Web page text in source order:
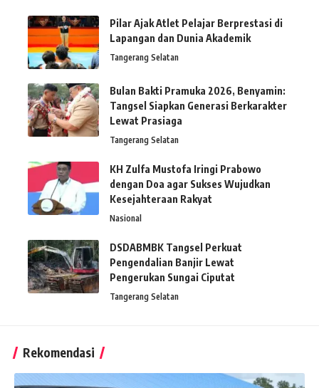
Pilar Ajak Atlet Pelajar Berprestasi di
Lapangan dan Dunia Akademik
Tangerang Selatan
Bulan Bakti Pramuka 2026, Benyamin:
Tangsel Siapkan Generasi Berkarakter
Lewat Prasiaga
Tangerang Selatan
KH Zulfa Mustofa Iringi Prabowo
dengan Doa agar Sukses Wujudkan
Kesejahteraan Rakyat
Nasional
DSDABMBK Tangsel Perkuat
Pengendalian Banjir Lewat
Pengerukan Sungai Ciputat
Tangerang Selatan
Rekomendasi